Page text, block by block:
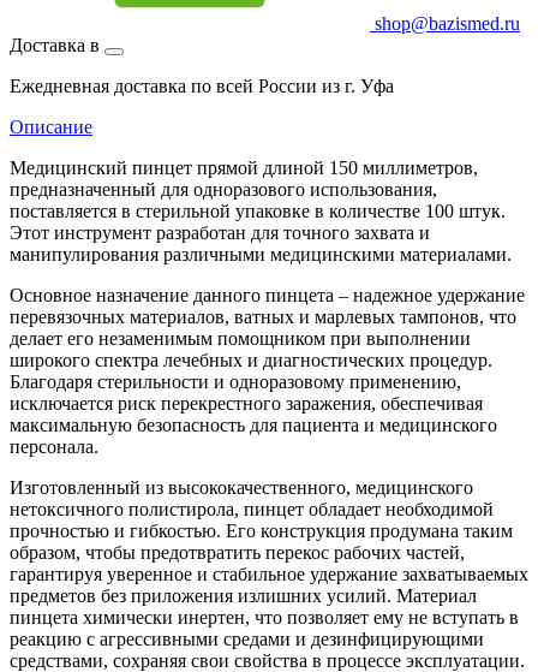
shop@bazismed.ru
Доставка в
Ежедневная доставка по всей России из г. Уфа
Описание
Медицинский пинцет прямой длиной 150 миллиметров,
предназначенный для одноразового использования,
поставляется в стерильной упаковке в количестве 100 штук.
Этот инструмент разработан для точного захвата и
манипулирования различными медицинскими материалами.
Основное назначение данного пинцета – надежное удержание
перевязочных материалов, ватных и марлевых тампонов, что
делает его незаменимым помощником при выполнении
широкого спектра лечебных и диагностических процедур.
Благодаря стерильности и одноразовому применению,
исключается риск перекрестного заражения, обеспечивая
максимальную безопасность для пациента и медицинского
персонала.
Изготовленный из высококачественного, медицинского
нетоксичного полистирола, пинцет обладает необходимой
прочностью и гибкостью. Его конструкция продумана таким
образом, чтобы предотвратить перекос рабочих частей,
гарантируя уверенное и стабильное удержание захватываемых
предметов без приложения излишних усилий. Материал
пинцета химически инертен, что позволяет ему не вступать в
реакцию с агрессивными средами и дезинфицирующими
средствами, сохраняя свои свойства в процессе эксплуатации.